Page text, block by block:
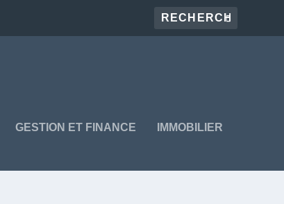
GESTION ET FINANCE IMMOBILIER